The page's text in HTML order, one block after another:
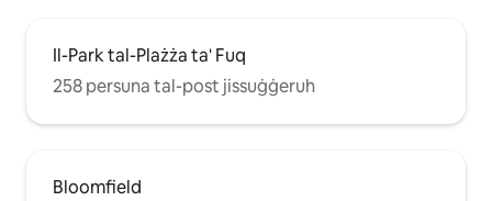
Il-Park tal-Plażża ta' Fuq
258 persuna tal-post jissuġġeruh
Bloomfield